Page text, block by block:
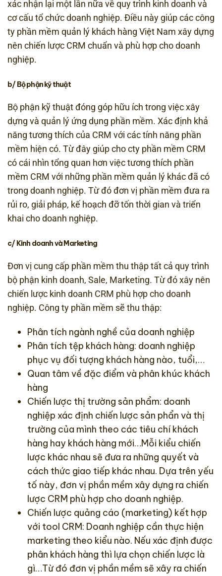
xác nhận lại một lần nữa về quy trình kinh doanh và
cơ cấu tổ chức doanh nghiệp. Điều này giúp các công
ty phần mềm quản lý khách hàng Việt Nam xây dựng
nên chiến lược CRM chuẩn và phù hợp cho doanh
nghiệp.
b/ Bộ phận kỹ thuật
Bộ phận kỹ thuật đóng góp hữu ích trong việc xây
dựng và quản lý ứng dụng phần mềm. Xác định khả
năng tương thích của CRM với các tính năng phần
mềm hiện có. Từ đây giúp cho cty phần mềm CRM
có cái nhìn tổng quan hơn việc tương thích phần
mềm CRM với những phần mềm quản lý khác đã có
trong doanh nghiệp. Từ đó đơn vị phần mềm đưa ra
rủi ro, giải pháp, kế hoạch đỡ tốn thời gian và triển
khai cho doanh nghiệp.
c/ Kinh doanh và Marketing
Đơn vị cung cấp phần mềm thu thập tất cả quy trình
bộ phận kinh doanh, Sale, Marketing. Từ đó xây nên
chiến lược kinh doanh CRM phù hợp cho doanh
nghiệp. Công ty phần mềm sẽ thu thập:
Phân tích ngành nghề của doanh nghiệp
Phân tích tệp khách hàng: doanh nghiệp
phục vụ đối tượng khách hàng nào, tuổi,…
Quan tâm về đặc điểm và phân khúc khách
hàng
Chiến lược thị trường sản phẩm: doanh
nghiệp xác định chiến lược sản phẩn và thị
trường của mình theo các tiêu chí khách
hàng hay khách hàng mới…Mỗi kiểu chiến
lược khác nhau sẽ đưa ra những quyết và
cách thức giao tiếp khác nhau. Dựa trên yếu
tố này, đơn vị phần mềm xây dựng ra chiến
lược CRM phù hợp cho doanh nghiệp.
Chiến lược quảng cáo (marketing) kết hợp
với tool CRM: Doanh nghiệp cần thực hiện
marketing theo kiểu nào. Nếu xác định được
phân khách hàng thì lựa chọn chiến lược là
gì…Từ đó đơn vị phần mềm sẽ xây ra chiến